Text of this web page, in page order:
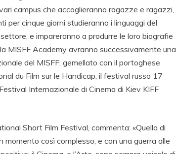
campus che accoglieranno ragazze e ragazzi,
per cinque giorni studieranno i linguaggi del
e impareranno a produrre le loro biografie
MISFF Academy avranno successivamente una
del MISFF, gemellato con il portoghese
du Film sur le Handicap, il festival russo 17
Internazionale di Cinema di Kiev KIFF
Short Film Festival, commenta: «Quella di
momento così complesso, e con una guerra alle